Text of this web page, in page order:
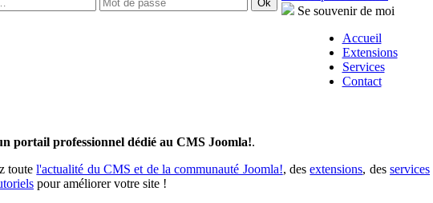
Se souvenir de moi
Accueil
Extensions
Services
Contact
portail professionnel dédié au CMS Joomla!.
toutel'actualité du CMS et de la communauté Joomla!, desextensions, desservices
pour améliorer votre site !